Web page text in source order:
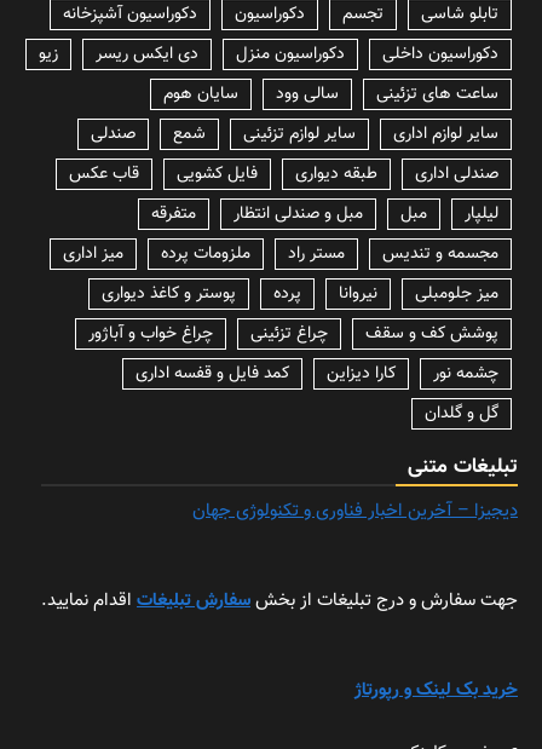
تابلو شاسی
تجسم دکوراسیون
دکوراسیون آشپزخانه
دکوراسیون داخلی
دکوراسیون منزل دی ایکس ریسر
زیو
ساعت های تزئینی
سالی وود
سایان هوم
سایر لوازم اداری
سایر لوازم تزئینی شمع
صندلی
صندلی اداری
طبقه دیواری فایل کشویی
قاب عکس
لیلپار
مبل مبل و صندلی انتظار
متفرقه
مجسمه و تندیس
مستر راد ملزومات پرده
میز اداری
میز جلومبلی
نیروانا پرده
پوستر و کاغذ دیواری
پوشش کف و سقف
چراغ تزئینی
چراغ خواب و آباژور
چشمه نور
کارا دیزاین
کمد فایل و قفسه اداری
گل و گلدان
تبلیغات متنی
دیجیزا – آخرین اخبار فناوری و تکنولوژی جهان
جهت سفارش و درج تبلیغات از بخشسفارش تبلیغات اقدام نمایید.
خرید بک لینک و رپورتاژ